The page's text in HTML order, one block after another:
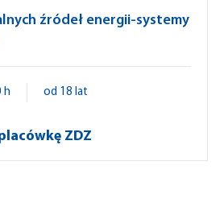
źródeł energii-systemy
h od 18 lat
ZDZ